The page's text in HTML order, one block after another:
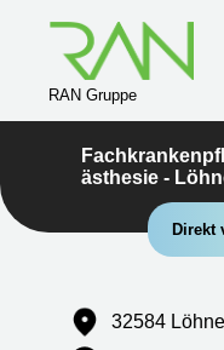
RAN Gruppe
ästhesie -
Direkt
32584 Löhne